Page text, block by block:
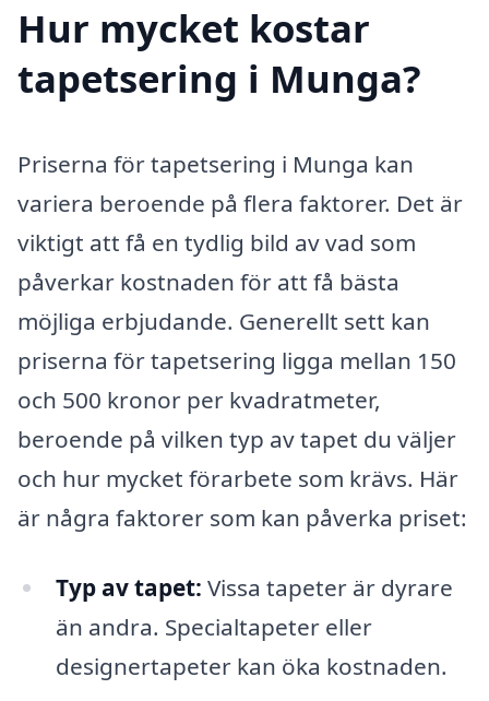
Hur mycket kostar
tapetsering i Munga?
Priserna för tapetsering i Munga kan
variera beroende på flera faktorer. Det är
viktigt att få en tydlig bild av vad som
påverkar kostnaden för att få bästa
möjliga erbjudande. Generellt sett kan
priserna för tapetsering ligga mellan 150
och 500 kronor per kvadratmeter,
beroende på vilken typ av tapet du väljer
och hur mycket förarbete som krävs. Här
är några faktorer som kan påverka priset:
Typ av tapet: Vissa tapeter är dyrare
än andra. Specialtapeter eller
designertapeter kan öka kostnaden.